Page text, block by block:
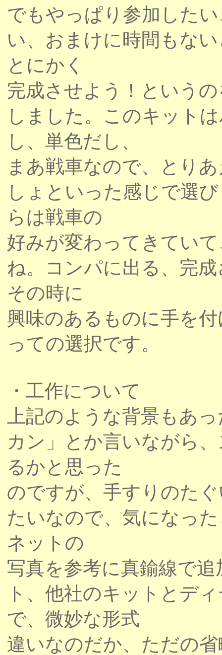
でもやっぱり参加した
い、おまけに時間もな
とにかく
完成させよう！という
しました。このキット
し、単色だし、
まあ戦車なので、とり
しょといった感じで選
らは戦車の
好みが変わってきてい
ね。コンパに出る、完
その時に
興味のあるものに手を
っての選択です。
・工作について
上記のような背景もあ
カン」とか言いながら
るかと思った
のですが、手すりのた
たいなので、気になっ
ネットの
写真を参考に真鍮線で
ト、他社のキットとデ
で、微妙な形式
違いなのだか、ただの